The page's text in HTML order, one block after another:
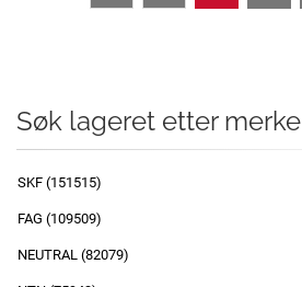
Søk lageret etter merke
SKF (151515)
FAG (109509)
NEUTRAL (82079)